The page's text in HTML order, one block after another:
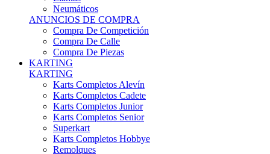
Neumáticos
ANUNCIOS DE COMPRA
Compra De Competición
Compra De Calle
Compra De Piezas
KARTING
KARTING
Karts Completos Alevín
Karts Completos Cadete
Karts Completos Junior
Karts Completos Senior
Superkart
Karts Completos Hobbye
Remolques